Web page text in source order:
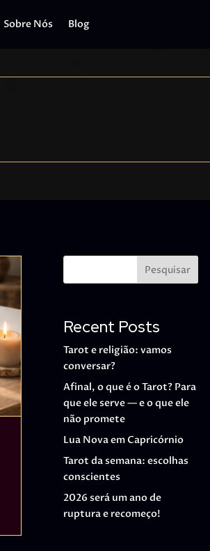
Sobre Nós Blog
Pesquisar
Recent Posts
Tarot e religião: vamos
conversar?
Afinal, o que é o Tarot? Para
que ele serve — e o que ele
não promete
Lua Nova em Capricórnio
Tarot da semana: escolhas
conscientes
2026 será um ano de
ruptura e recomeço!